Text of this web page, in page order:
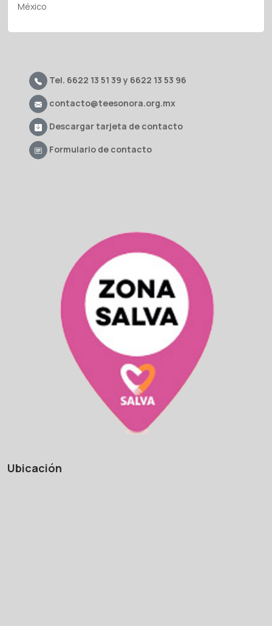
México
Tel. 6622 13 51 39 y 6622 13 53 96
contacto@teesonora.org.mx
Descargar tarjeta de contacto
Formulario de contacto
Ubicación